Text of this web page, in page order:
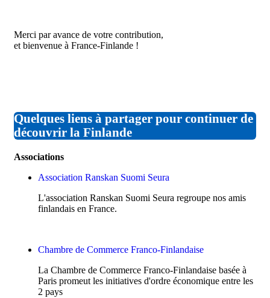
Merci par avance de votre contribution,
et bienvenue à France-Finlande !
Quelques liens à partager pour continuer de
découvrir la Finlande
Associations
Association Ranskan Suomi Seura
L'association Ranskan Suomi Seura regroupe nos amis
finlandais en France.
Chambre de Commerce Franco-Finlandaise
La Chambre de Commerce Franco-Finlandaise basée à
Paris promeut les initiatives d'ordre économique entre les
2 pays